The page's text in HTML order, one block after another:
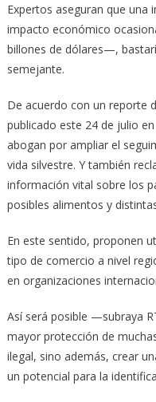
Expertos aseguran que una
impacto económico
billones de dólares—,
semejante.
De acuerdo con un reporte
publicado este 24 de julio
abogan por ampliar el
vida silvestre. Y también
información vital sobre los
posibles alimentos y
En este sentido, proponen
tipo de comercio a nivel
en organizaciones
Así será posible —subraya
mayor protección de
ilegal, sino además, crear
un potencial para la